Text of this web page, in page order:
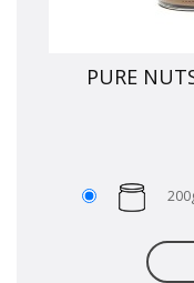
PURE